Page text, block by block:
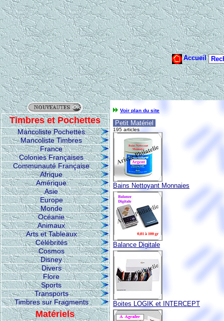
Timbres et Pochettes
Mancoliste Pochettes
Mancoliste Timbres
France
Colonies Françaises
Communauté Française
Afrique
Amérique
Asie
Europe
Monde
Océanie
Animaux
Arts et Tableaux
Célébrités
Cosmos
Disney
Divers
Flore
Sports
Transports
Timbres sur Fragments
Matériels
Voir plan du site
Petit Matériel
195 articles
Bains Nettoyant Monnaies
Balance Digitale
Boites LOGIK et INTERCEPT